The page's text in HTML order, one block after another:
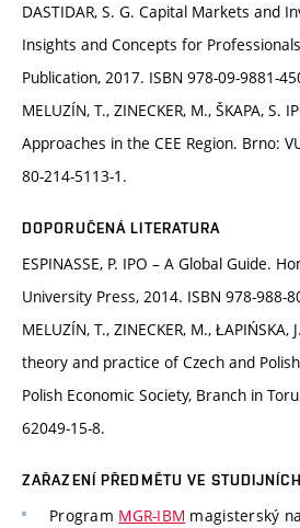
DASTIDAR, S. G. Capital Markets and
Insights and Concepts for
Publication, 2017. ISBN 978-09-9881-
MELUZÍN, T., ZINECKER, M., ŠKAPA, S.
Approaches in the CEE Region. Brno:
80-214-5113-1.
DOPORUČENÁ LITERATURA
ESPINASSE, P. IPO – A Global Guide.
University Press, 2014. ISBN 978-988-
MELUZÍN, T., ZINECKER, M.,
theory and practice of Czech and
Polish Economic Society, Branch in
62049-15-8.
ZAŘAZENÍ PŘEDMĚTU VE
Program MGR-IBM magisterský